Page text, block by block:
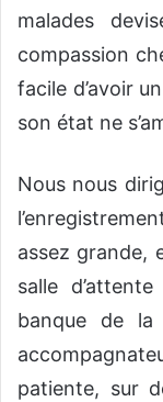
malades
compassion
facile d’avoir
son état ne
Nous nous
assez grande,
salle
banque de la
patiente, sur